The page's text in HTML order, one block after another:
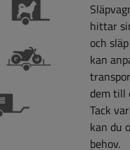
hittar
och
kan
dem till
Tack
kan du
behov.